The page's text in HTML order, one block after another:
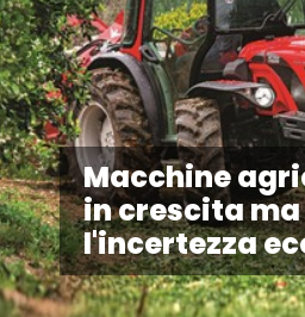
Macchine
in crescita ma
l'incertezza